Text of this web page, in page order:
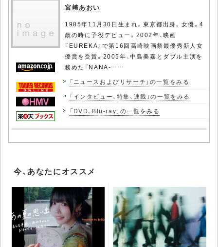
宮﨑あおい
1985年11月30日生まれ。東京都出身。女優。4
歳の時に子役デビュー。2002年、映画
『EUREKA』で第16回高崎映画祭最優秀新人女
優賞を受賞。2005年、中島美嘉とダブル主演を
務めた『NANA-……
「ニュースおよびリサーチ」の一覧をみる
「インタビュー、特集、連載」の一覧をみる
「DVD、Blu-ray」の一覧をみる
今、あなたにオススメ